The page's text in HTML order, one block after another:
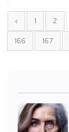
‹ 1 2
166 167